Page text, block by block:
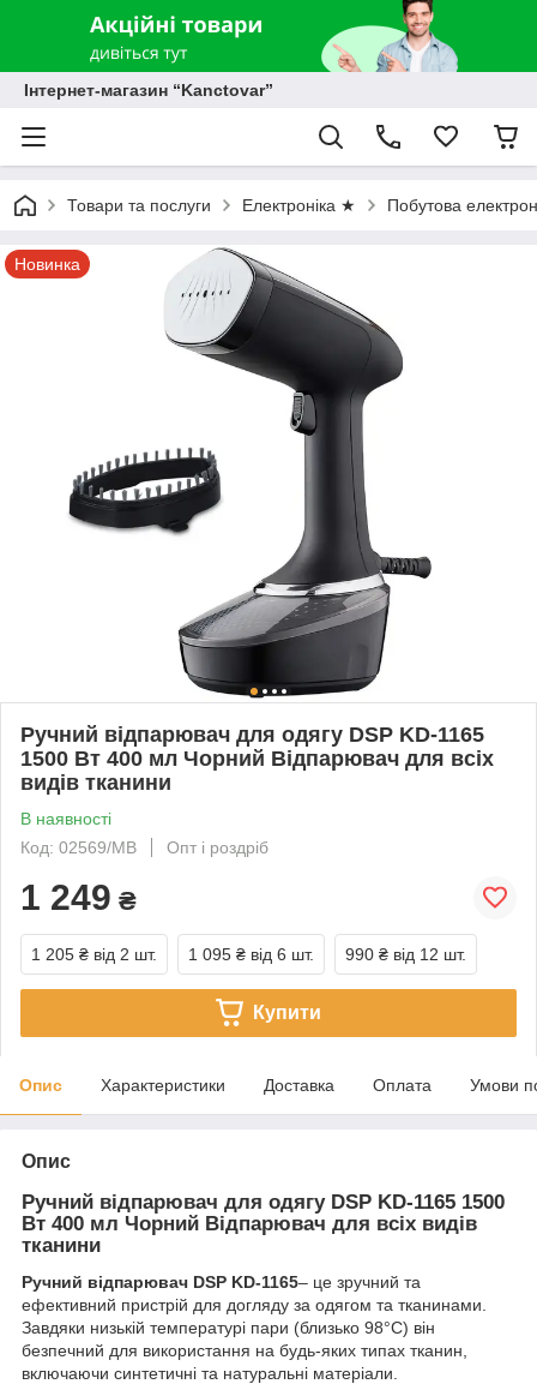
Інтернет-магазин “Kanctovar”
Товари та послуги Електроніка ★ Побутова
Новинка
Ручний відпарювач для одягу DSP KD-1165
1500 Вт 400 мл Чорний Відпарювач для всіх
видів тканини
В наявності
Код: 02569/MB
Опт і роздріб
1 249 ₴
1 205 ₴ від 2 шт. 1 095 ₴ від 6 шт. 990 ₴ від 12 шт.
Купити
Опис Характеристики Доставка Оплата Умови
Опис
Ручний відпарювач для одягу DSP KD-1165 1500
Вт 400 мл Чорний Відпарювач для всіх видів
тканини
Ручний відпарювач DSP KD-1165– це зручний та
ефективний пристрій для догляду за одягом та тканинами.
Завдяки низькій температурі пари (близько 98°C) він
безпечний для використання на будь-яких типах тканин,
включаючи синтетичні та натуральні матеріали.